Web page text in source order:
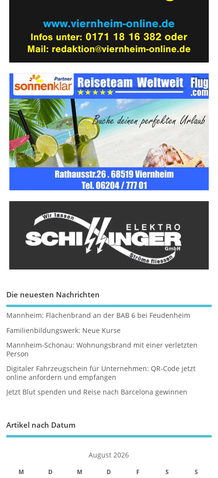
Die neuesten Nachrichten
Mannheim: Flächenbrand an der BAB 6 bei Feudenheim
Familienbildungswerk: Neue Kurse
Mannheim-Schönau: Wohnungsbrand mit einer verletzten
Person
Digitaler Fahrzeugschein für Unternehmen: QR-Code jetzt
online anfordern und empfangen
Jetzt Blut spenden und Reise nach Barcelona gewinnen
Artikel nach Datum
August 2026
M D M D F S S